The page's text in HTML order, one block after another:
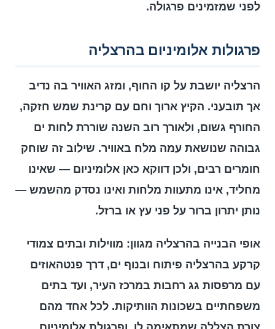
לפני שמזמינים פרגולה.
פרגולות אלומיניום בהרצליה
הרצליה יושבת על קו החוף, ומזג האוויר בה נדיב
אך תובעני. הקיץ ארוך וחם עם קרינת שמש חזקה,
החורף גשום, ולאורך רוב השנה שוררת לחות ים
גבוהה שנושאת עמה מלח באוויר. שילוב זה שוחק
חומרים רבים, ולכן דווקא כאן אלומיניום — שאינו
מחליד, אינו מתעוות מלחות ואינו נסדק מהשמש —
נותן יתרון ברור על פני עץ או ברזל.
אופי הבנייה בהרצליה מגוון: מווילות ובתים צמודי
קרקע בהרצליה פיתוח ובנוף ים, דרך פנטהאוזים
עם מרפסות גג רחבות במרכז העיר, ועד בתים
משפחתיים בשכונות הוותיקות. לכל אחד מהם